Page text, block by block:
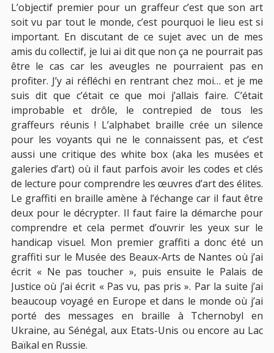
L’objectif premier pour un graffeur c’est que son art
soit vu par tout le monde, c’est pourquoi le lieu est si
important. En discutant de ce sujet avec un de mes
amis du collectif, je lui ai dit que non ça ne pourrait pas
être le cas car les aveugles ne pourraient pas en
profiter. J’y ai réfléchi en rentrant chez moi… et je me
suis dit que c’était ce que moi j’allais faire. C’était
improbable et drôle, le contrepied de tous les
graffeurs réunis ! L’alphabet braille crée un silence
pour les voyants qui ne le connaissent pas, et c’est
aussi une critique des white box (aka les musées et
galeries d’art) où il faut parfois avoir les codes et clés
de lecture pour comprendre les œuvres d’art des élites.
Le graffiti en braille amène à l’échange car il faut être
deux pour le décrypter. Il faut faire la démarche pour
comprendre et cela permet d’ouvrir les yeux sur le
handicap visuel. Mon premier graffiti a donc été un
graffiti sur le Musée des Beaux-Arts de Nantes où j’ai
écrit « Ne pas toucher », puis ensuite le Palais de
Justice où j’ai écrit « Pas vu, pas pris ». Par la suite j’ai
beaucoup voyagé en Europe et dans le monde où j’ai
porté des messages en braille à Tchernobyl en
Ukraine, au Sénégal, aux Etats-Unis ou encore au Lac
Baïkal en Russie.